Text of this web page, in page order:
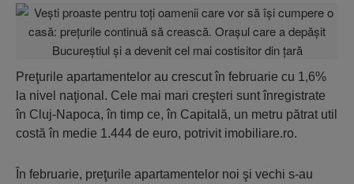
Preţurile apartamentelor au crescut în februarie cu 1,6%
la nivel naţional. Cele mai mari creşteri sunt înregistrate
în Cluj-Napoca, în timp ce, în Capitală, un metru pătrat util
costă în medie 1.444 de euro, potrivit imobiliare.ro.
În februarie, preţurile apartamentelor noi şi vechi s-au